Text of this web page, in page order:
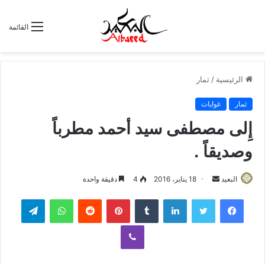
القائمة
الرئيسية / ثمار
ثمار غوايات
إِلى مصطفى سيد أحمد مطرباً
وصديقاً .
البعيد
س
ل
18 يناير، 2016 4 دقيقة واحدة
لينكدإن بينتيريست واتساب
ڤايبر